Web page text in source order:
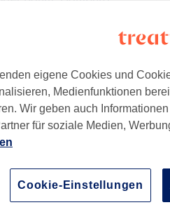
(Basis)
89 €
(Intensiv +
(Peeling + LED)
139 €
eigene Cookies und
Medienfunktionen
Wir geben auch
für soziale Medien,
Cookie-Einstellungen